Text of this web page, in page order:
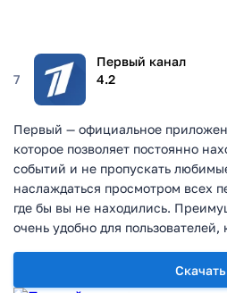
7
Первый канал
4.2
Скачать
Первый — официальное
которое позволяет постоянно
событий и не пропускать
наслаждаться просмотром всех
где бы вы не находились.
очень удобно для пользователей,